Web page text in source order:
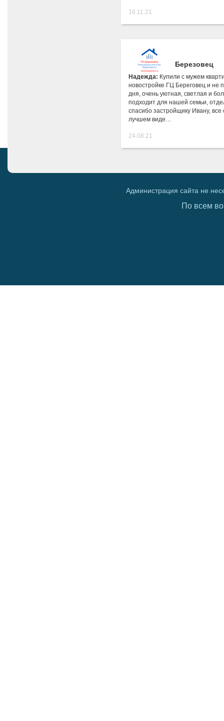
16.11.21
Березовец
Надежда: Купили с мужем
новостройке ГЦ Береговец и не
дня, очень уютная, светлая и
подходит для нашей семьи,
спасибо застройщику Ивану, все
лучшем виде…
24.08.21
Администрация сайта не
По всем